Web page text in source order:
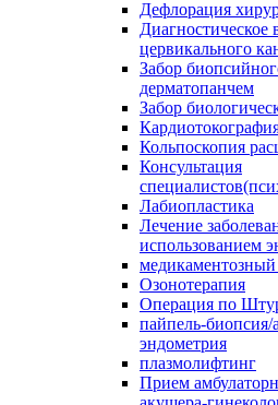
Дефлорация
Диагностическое
цервикального
Забор
дерматопанчем
Забор
Кольпоскопия
Консультация
Лабиопластика
Лечение
использованием
медикаментозный
Озонотерапия
Операция по
пайпель-
эндометрия
плазмолифтинг
Прием